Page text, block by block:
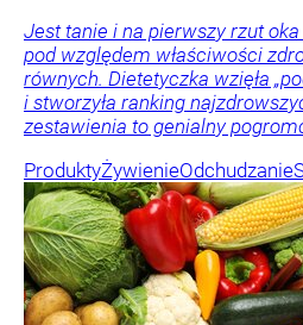
Jest tanie i na pierwszy rzut oka
pod względem właściwości
równych. Dietetyczka wzięła
i stworzyła ranking
zestawienia to genialny
ProduktyŻywienieOdchudzanie